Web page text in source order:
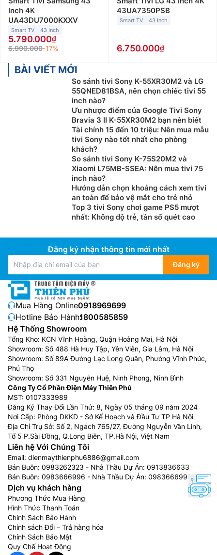
Inch 4K
UA43DU7000KXXV
Smart TV 43 Inch
5.790.000
6.990.000-17%
43UA7350PSB
Smart TV 43 Inch
6.750.000
BÀI VIẾT MỚI
So sánh tivi Sony K-55XR30M2 và LG
55QNED81BSA, nên chọn chiếc tivi 55
inch nào?
Ưu nhược điểm của Google Tivi Sony
Bravia 3 II K-55XR30M2 bạn nên biết
Tài chính 15 đến 10 triệu: Nên mua mẫu
tivi Sony nào tốt nhất cho phòng
khách?
So sánh tivi Sony K-75S20M2 và
Xiaomi L75MB-SSEA: Nên mua tivi 75
inch nào?
Hướng dẫn chọn khoảng cách xem tivi
an toàn để bảo vệ mắt cho trẻ nhỏ
Top 3 tivi Sony chơi game PS5 mượt
nhất: Không độ trễ, tần số quét cao
Đăng ký nhận thông tin mới nhất
Đăng ký
Mua Hàng Online:0918969699
Hotline Bảo Hành:1800585859
Hệ Thống Showroom
Tổng Kho: KCN Vĩnh Hoàng, Quận Hoàng Mai, Hà Nội
Showroom: Số 488 Hà Huy Tập, Yên Viên, Gia Lâm, Hà Nội
Showroom: Số 89A Đường Lạc Long Quân, Phường Vĩnh Phúc,
Phú Thọ
Showroom: Số 331 Nguyễn Huệ, Ninh Phong, Ninh Bình
Công Ty Cổ Phần Điện Máy Thiên Phú
MST: 0107333989
Đăng Ký Thay Đổi Lần Thứ: 8, Ngày 05 tháng 09 năm 2024
Nơi Cấp: Phòng DKKD - Sở Kế Hoạch và Đầu Tư TP Hà Nội
Địa Chỉ Trụ Sở: Số 2, Ngách 765/27, Đường Nguyễn Văn Linh,
Tổ 5 P.Sài Đồng, Q.Long Biên, TP.Hà Nội, Việt Nam
Liên hệ Với Chúng Tôi
Email: dienmaythienphu6886@gmail.com
Bán Buôn: 0983262323 - Nhà Thầu Dự Án: 0913836633
Bán Buôn: 0983666996 - Nhà Thầu Dự Án: 0983666996
Dịch vụ khách hàng
Phương Thức Mua Hàng
Hình Thức Thanh Toán
Chính Sách Bảo Hành
Chính sách Đổi – Trả hàng hóa
Chính Sách Bảo Mật
Quy Chế Hoạt Động